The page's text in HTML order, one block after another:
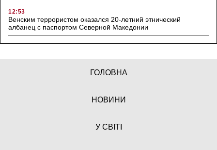
12:53
Венским террористом оказался 20-летний этнический
албанец с паспортом Северной Македонии
ГОЛОВНА
НОВИНИ
У СВІТІ